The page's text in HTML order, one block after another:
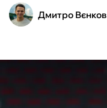
ТЕНІС
КІБЕРСПОРТ
ЧС-2026
Дмитро Вєнков